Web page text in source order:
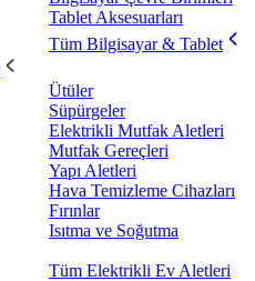
Tablet Aksesuarları
Tüm Bilgisayar & Tablet
Ütüler
Süpürgeler
Elektrikli Mutfak Aletleri
Mutfak Gereçleri
Yapı Aletleri
Hava Temizleme Cihazları
Fırınlar
Isıtma ve Soğutma
Tüm Elektrikli Ev Aletleri